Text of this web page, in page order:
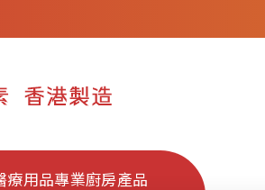
療用品專業廚房產品